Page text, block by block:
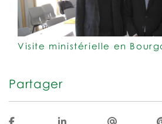
Visite ministérielle en
Partager